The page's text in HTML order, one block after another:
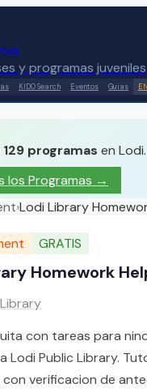
y programas juveniles
KIDO Search Eventos Guias EN
129 programas en Lodi.
los Programas →
›Lodi Library
GRATIS
Homework
con tareas para
Lodi Public Library.
verificacion de